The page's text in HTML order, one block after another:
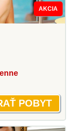
AKCIA